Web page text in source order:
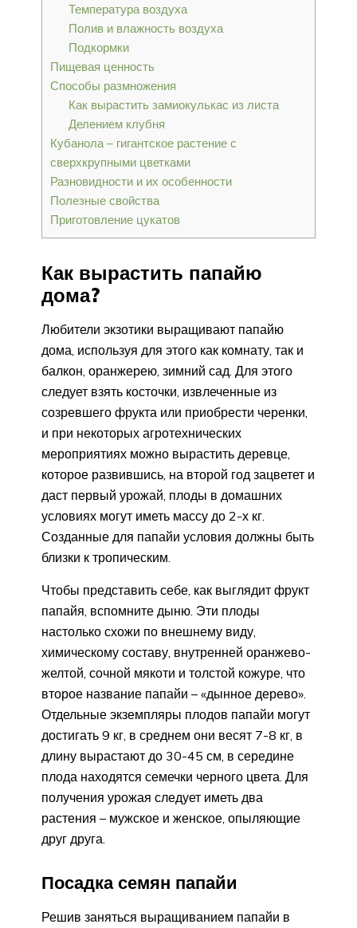
Температура воздуха
Полив и влажность воздуха
Подкормки
Пищевая ценность
Способы размножения
Как вырастить замиокулькас из листа
Делением клубня
Кубанола – гигантское растение с
сверхкрупными цветками
Разновидности и их особенности
Полезные свойства
Приготовление цукатов
Как вырастить папайю
дома?
Любители экзотики выращивают папайю
дома, используя для этого как комнату, так и
балкон, оранжерею, зимний сад. Для этого
следует взять косточки, извлеченные из
созревшего фрукта или приобрести черенки,
и при некоторых агротехнических
мероприятиях можно вырастить деревце,
которое развившись, на второй год зацветет и
даст первый урожай, плоды в домашних
условиях могут иметь массу до 2-х кг.
Созданные для папайи условия должны быть
близки к тропическим.
Чтобы представить себе, как выглядит фрукт
папайя, вспомните дыню. Эти плоды
настолько схожи по внешнему виду,
химическому составу, внутренней оранжево-
желтой, сочной мякоти и толстой кожуре, что
второе название папайи – «дынное дерево».
Отдельные экземпляры плодов папайи могут
достигать 9 кг, в среднем они весят 7-8 кг, в
длину вырастают до 30-45 см, в середине
плода находятся семечки черного цвета. Для
получения урожая следует иметь два
растения – мужское и женское, опыляющие
друг друга.
Посадка семян папайи
Решив заняться выращиванием папайи в